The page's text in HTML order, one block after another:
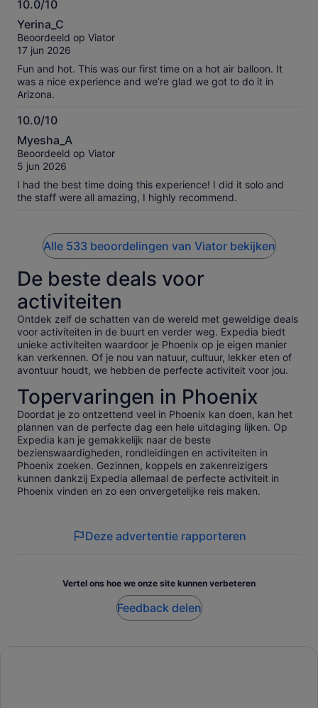
well accommodating towards each person needs on the ride.
My ride today was EPIC!!
10.0/10
10.0
van
10
Yerina_C
Beoordeeld op Viator
17 jun 2026
Fun and hot. This was our first time on a hot air balloon. It
was a nice experience and we’re glad we got to do it in
Arizona.
10.0/10
10.0
van
10
Myesha_A
Beoordeeld op Viator
5 jun 2026
I had the best time doing this experience! I did it solo and
the staff were all amazing, I highly recommend.
Alle 533 beoordelingen van Viator bekijken
De beste deals voor
activiteiten
Ontdek zelf de schatten van de wereld met geweldige deals
voor activiteiten in de buurt en verder weg. Expedia biedt
unieke activiteiten waardoor je Phoenix op je eigen manier
kan verkennen. Of je nou van natuur, cultuur, lekker eten of
avontuur houdt, we hebben de perfecte activiteit voor jou.
Topervaringen in Phoenix
Doordat je zo ontzettend veel in Phoenix kan doen, kan het
plannen van de perfecte dag een hele uitdaging lijken. Op
Expedia kan je gemakkelijk naar de beste
bezienswaardigheden, rondleidingen en activiteiten in
Phoenix zoeken. Gezinnen, koppels en zakenreizigers
kunnen dankzij Expedia allemaal de perfecte activiteit in
Phoenix vinden en zo een onvergetelijke reis maken.
Deze advertentie rapporteren
Vertel ons hoe we onze site kunnen verbeteren
Feedback delen